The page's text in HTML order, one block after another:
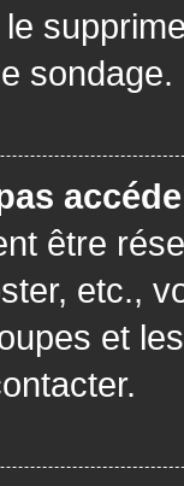
sondage.
être
etc.,
et